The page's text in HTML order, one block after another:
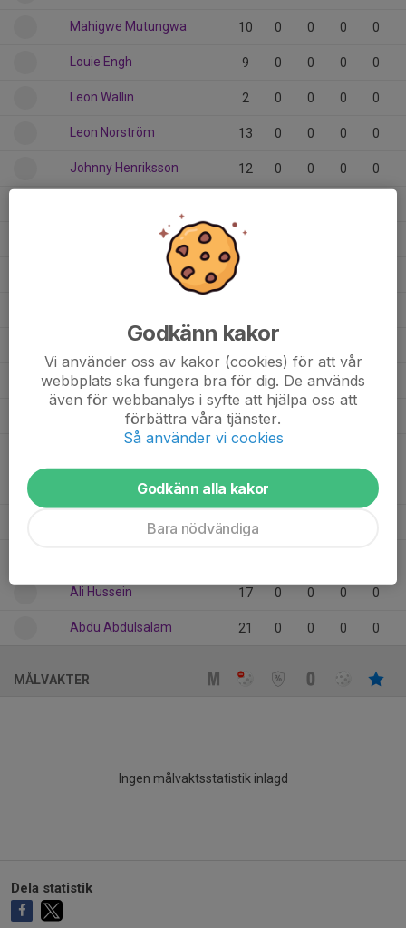
Mahigwe Mutungwa 10 0 0 0 0
Louie Engh 9 0 0 0 0
Leon Wallin 2 0 0 0 0
Leon Norström 13 0 0 0 0
Johnny Henriksson 12 0 0 0 0
2
Harry Asp Junhagen
10 0
Emil Lindén 10 0 0
Elliot Hamberg 4 0
18 0
Ali Hussein 17 0 0 0 0
Abdu Abdulsalam 21 0 0 0 0
MÅLVAKTER
Ingen målvaktsstatistik inlagd
Dela statistik
Godkänn kakor
Vi använder oss av kakor (cookies) för att vår
webbplats ska fungera bra för dig. De används
även för webbanalys i syfte att hjälpa oss att
förbättra våra tjänster.
Så använder vi cookies
Godkänn alla kakor
Bara nödvändiga